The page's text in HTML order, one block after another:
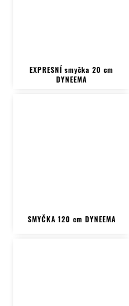
EXPRESNÍ smyčka 20 cm
DYNEEMA
SMYČKA 120 cm DYNEEMA